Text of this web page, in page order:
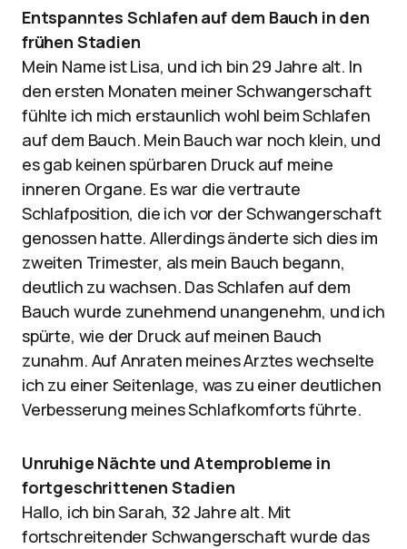
Entspanntes Schlafen auf dem Bauch in den
frühen Stadien
Mein Name ist Lisa, und ich bin 29 Jahre alt. In
den ersten Monaten meiner Schwangerschaft
fühlte ich mich erstaunlich wohl beim Schlafen
auf dem Bauch. Mein Bauch war noch klein, und
es gab keinen spürbaren Druck auf meine
inneren Organe. Es war die vertraute
Schlafposition, die ich vor der Schwangerschaft
genossen hatte. Allerdings änderte sich dies im
zweiten Trimester, als mein Bauch begann,
deutlich zu wachsen. Das Schlafen auf dem
Bauch wurde zunehmend unangenehm, und ich
spürte, wie der Druck auf meinen Bauch
zunahm. Auf Anraten meines Arztes wechselte
ich zu einer Seitenlage, was zu einer deutlichen
Verbesserung meines Schlafkomforts führte.
Unruhige Nächte und Atemprobleme in
fortgeschrittenen Stadien
Hallo, ich bin Sarah, 32 Jahre alt. Mit
fortschreitender Schwangerschaft wurde das